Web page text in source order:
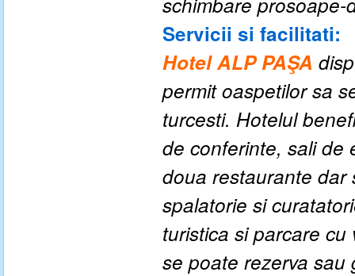
Servicii si facilitati:
Hotel ALP PAŞA
permit oaspetilor sa
turcesti. Hotelul
de conferinte, sali de
doua restaurante dar
spalatorie si
turistica si parcare
se poate rezerva